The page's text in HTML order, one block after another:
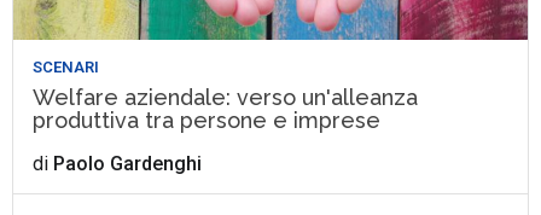
SCENARI
Welfare aziendale: verso un'alleanza
produttiva tra persone e imprese
di Paolo Gardenghi